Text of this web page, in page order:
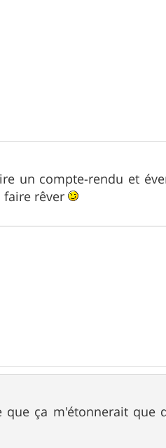
un compte-rendu et
faire rêver
ça m'étonnerait que